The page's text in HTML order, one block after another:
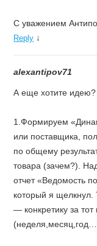
С уважением
Reply ↓
alexantipov71
А еще хотите идею?
1.Формируем
или поставщика,
по общему
товара (зачем?).
отчет «Ведомость
который я
— конкретику за